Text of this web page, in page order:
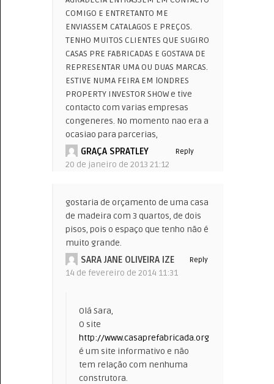
COMIGO E ENTRETANTO ME
ENVIASSEM CATALAGOS E PREÇOS.
TENHO MUITOS CLIENTES QUE SUGIRO
CASAS PRE FABRICADAS E GOSTAVA DE
REPRESENTAR UMA OU DUAS MARCAS.
ESTIVE NUMA FEIRA EM lONDRES
PROPERTY INVESTOR SHOW e tive
contacto com varias empresas
congeneres. No momento nao era a
ocasiao para parcerias,
GRAÇA SPRATLEY
20 de janeiro de 2013 21:12
Reply
gostaria de orçamento de uma casa
de madeira com 3 quartos, de dois
pisos, pois o espaço que tenho não é
muito grande.
SARA JANE OLIVEIRA IZE
14 de fevereiro de 2014 11:31
Reply
Olá Sara,
O site
http://www.casaprefabricada.org
é um site informativo e não
tem relação com nenhuma
construtora.